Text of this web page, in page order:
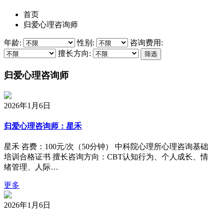
首页
归爱心理咨询师
年龄: 性别:
咨询费用:
擅长方向:
归爱心理咨询师
2026年1月6日
归爱心理咨询师：星禾
星禾 咨费：100元/次（50分钟） 中科院心理所心理咨询基础
培训合格证书 擅长咨询方向：CBT认知行为、个人成长、情
绪管理、人际…
更多
2026年1月6日